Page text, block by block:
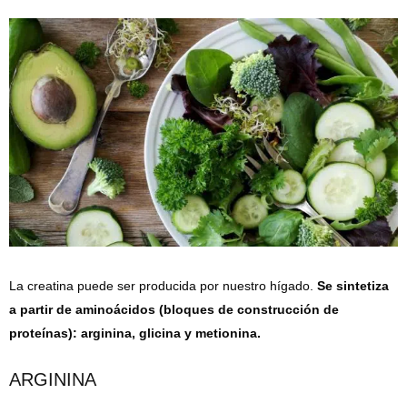
La creatina puede ser producida por nuestro hígado. Se sintetiza
a partir de aminoácidos (bloques de construcción de
proteínas): arginina, glicina y metionina.
ARGININA